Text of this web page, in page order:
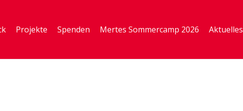
Projekte Spenden Mertes Sommercamp 2026 Aktuelles